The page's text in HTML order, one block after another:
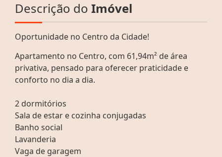
Descrição do Imóvel
Oportunidade no Centro da Cidade!
Apartamento no Centro, com 61,94m² de área
privativa, pensado para oferecer praticidade e
conforto no dia a dia.
2 dormitórios
Sala de estar e cozinha conjugadas
Banho social
Lavanderia
Vaga de garagem